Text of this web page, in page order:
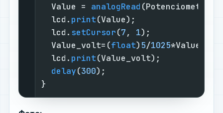
  Value =
analogRead
  lcd.
print(Value);
  lcd.
setCursor(7, 1);
  Value_volt=(
float)5/1025*Value;
  lcd.
print(Value_volt);
delay(300);
}